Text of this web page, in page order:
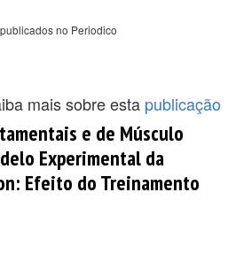
no Periodico
mais sobre esta publicação
e de Músculo
Experimental da
Efeito do Treinamento